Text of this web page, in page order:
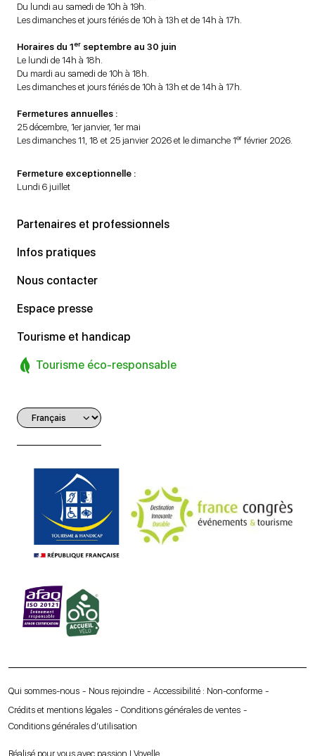
Du lundi au samedi de 10h à 19h.
Les dimanches et jours fériés de 10h à 13h et de 14h à 17h.
Horaires du 1er septembre au 30 juin
Le lundi de 14h à 18h.
Du mardi au samedi de 10h à 18h.
Les dimanches et jours fériés de 10h à 13h et de 14h à 17h.
Fermetures annuelles :
25 décembre, 1er janvier, 1er mai
Les dimanches 11, 18 et 25 janvier 2026 et le dimanche 1er février 2026.
Fermeture exceptionnelle :
Lundi 6 juillet
Partenaires et professionnels
Infos pratiques
Nous contacter
Espace presse
Tourisme et handicap
Tourisme éco-responsable
Qui sommes-nous Nous rejoindre
Accessibilité : Non-conforme
Crédits et mentions légales
Conditions générales de ventes
Conditions générales d’utilisation
Réalisé pour vous avec passion | Voyelle